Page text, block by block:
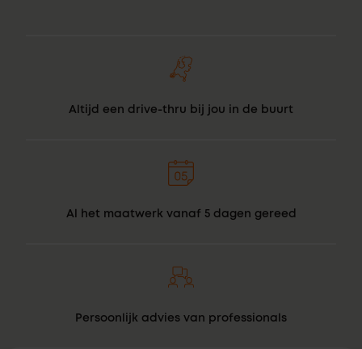
Altijd een drive-thru bij jou in de buurt
Al het maatwerk vanaf 5 dagen gereed
Persoonlijk advies van professionals